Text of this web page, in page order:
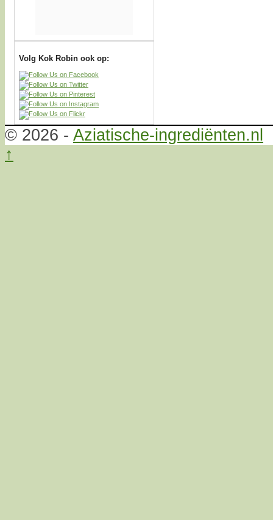
Volg Kok Robin ook op:
© 2026 - Aziatische-ingrediënten.nl
↑